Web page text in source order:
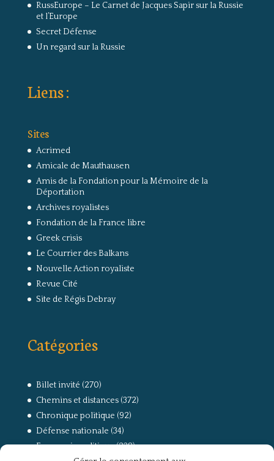
RussEurope – Le Carnet de Jacques Sapir sur la Russie
et l’Europe
Secret Défense
Un regard sur la Russie
Liens :
Sites
Acrimed
Amicale de Mauthausen
Amis de la Fondation pour la Mémoire de la
Déportation
Archives royalistes
Fondation de la France libre
Greek crisis
Le Courrier des Balkans
Nouvelle Action royaliste
Revue Cité
Site de Régis Debray
Catégories
Billet invité (270)
Chemins et distances(372)
Chronique politique (92)
Défense nationale (34)
Economie politique(238)